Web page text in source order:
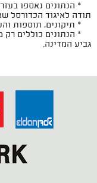
* הנתונים נאספו
תודה לאיגוד הכדורסל
* תיקונים, תוספות
* הנתונים כוללים רק
גביע המדינה.